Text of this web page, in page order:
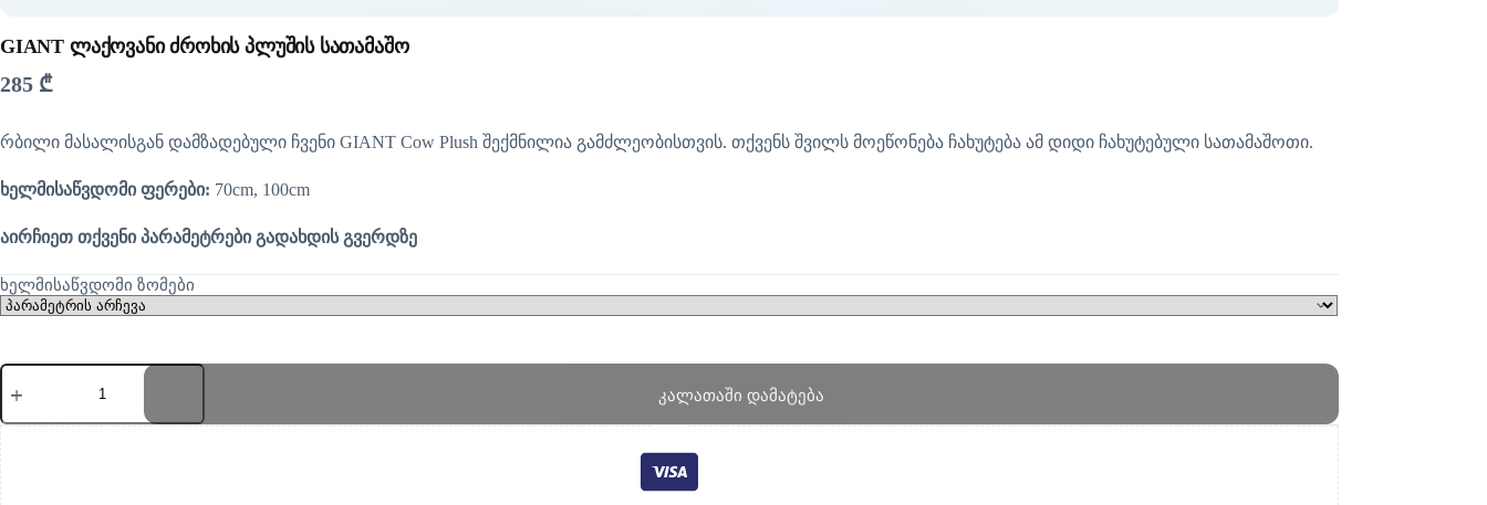
GIANT ლაქოვანი ძროხის პლუშის სათამაშო
285 ₾
რბილი მასალისგან დამზადებული ჩვენი GIANT Cow Plush შექმნილია გამძლეობისთვის. თქვენს შვილს მოეწონება ჩახუტება ამ დიდი ჩახუტებული სათამაშოთი.
ხელმისაწვდომი ფერები: 70cm, 100cm
აირჩიეთ თქვენი პარამეტრები გადახდის გვერდზე
ხელმისაწვდომი ზომები
რაოდენობა:
GIANT
ძროხის
პლუშის
სათამაშო
კალათაში დამატება